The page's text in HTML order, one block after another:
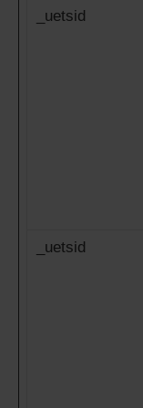
_uetsid
_uetsid